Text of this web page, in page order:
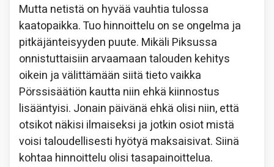
Mutta netistä on hyvää vauhtia tulossa
kaatopaikka. Tuo hinnoittelu on se ongelma ja
pitkäjänteisyyden puute. Mikäli Piksussa
onnistuttaisiin arvaamaan talouden kehitys
oikein ja välittämään siitä tieto vaikka
Pörssisäätiön kautta niin ehkä kiinnostus
lisääntyisi. Jonain päivänä ehkä olisi niin, että
otsikot näkisi ilmaiseksi ja jotkin osiot mistä
voisi taloudellisesti hyötyä maksaisivat. Siinä
kohtaa hinnoittelu olisi tasapainoittelua.